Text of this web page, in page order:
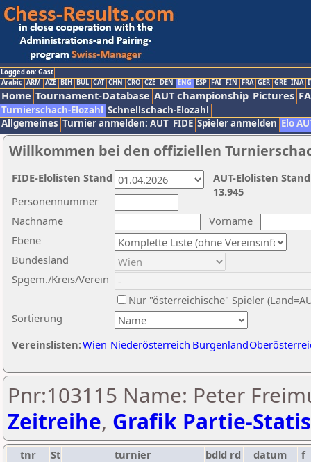
Logged on: Gast
Arabic ARM AZE BIH BUL CAT CHN CRO CZE DEN ENG ESP FAI FIN FRA GER GRE INA
Home Tournament-Database AUT championship Pictures
Turnierschach-Elozahl Schnellschach-Elozahl
Allgemeines Turnier anmelden: AUT FIDE Spieler anmelden Elo
Willkommen bei den offiziellen
Nachname
Vorname
Ebene
Sortierung
Personennummer
Bundesland
Spgem./Kreis/Verein
Nur "österreichische" Spieler
Vereinslisten:Wien Niederösterreich Burgenland
AUT-Elolisten
13.945
FIDE-Elolisten Stand
Pnr:103115 Name: Peter
Zeitreihe, Grafik Partie-
tnr St turnier bdld rd datum
f